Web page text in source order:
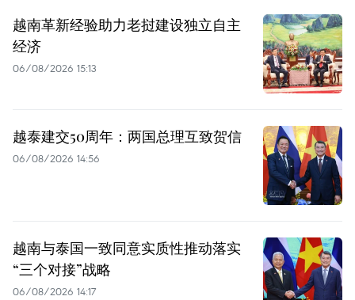
越南革新经验助力老挝建设独立自主
经济
06/08/2026 15:13
越泰建交50周年：两国总理互致贺信
06/08/2026 14:56
越南与泰国一致同意实质性推动落实
“三个对接”战略
06/08/2026 14:17